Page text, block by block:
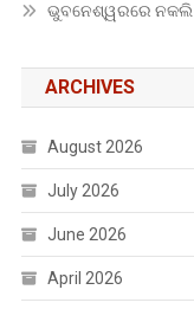
ଭୁବନେଶ୍ୱରରେ ନକଲି
ARCHIVES
August 2026
July 2026
June 2026
April 2026